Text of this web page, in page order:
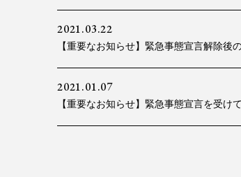
2021.03.22
【重要なお知らせ】緊急事態宣言解除後
2021.01.07
【重要なお知らせ】緊急事態宣言を受け